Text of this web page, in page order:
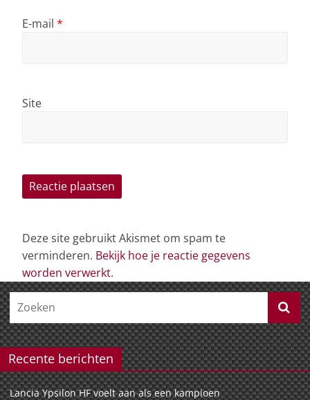
E-mail *
Site
Deze site gebruikt Akismet om spam te
verminderen. Bekijk hoe je reactie gegevens
worden verwerkt.
Recente berichten
Lancia Ypsilon HF voelt aan als een kampioen